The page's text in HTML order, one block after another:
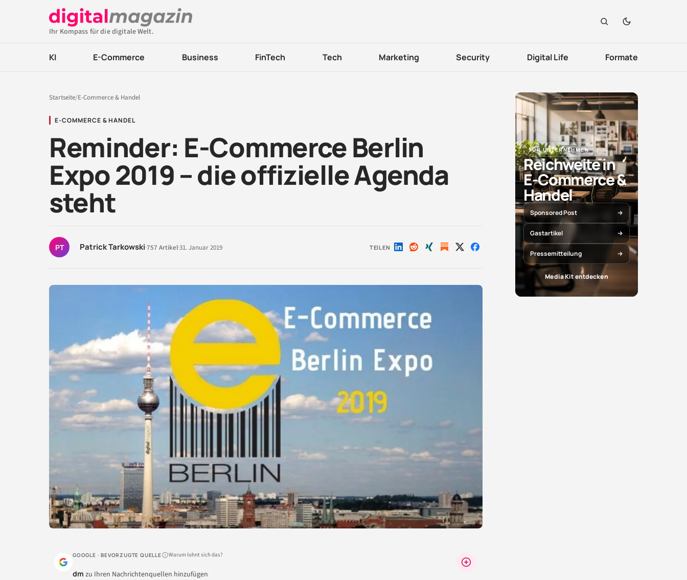
Ihr Kompass für die digitale Welt.
KI E-Commerce Business FinTech Tech Marketing Security Digital Life Formate
Startseite/E-Commerce & Handel
E-COMMERCE & HANDEL
Reminder: E-Commerce Berlin
Expo 2019 – die offizielle Agenda
steht
PT Patrick Tarkowski·757 Artikel·31. Januar 2019 TEILEN Auf Auf Auf Auf Auf
GOOGLE · BEVORZUGTE QUELLE Warum lohnt sich das?
dm zu Ihren Nachrichtenquellen hinzufügen
FÜR UNTERNEHMEN
Reichweite in
E-Commerce &
Handel
Sponsored Post
Gastartikel
Pressemitteilung
Media Kit entdecken